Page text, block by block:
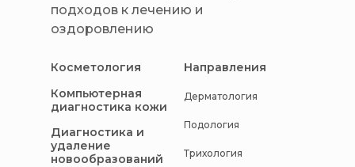
Косметология Направления
Компьютерная
диагностика кожи
Диагностика и
удаление
новообразований
Дерматология
Подология
Трихология
подходов к лечению и
оздоровлению